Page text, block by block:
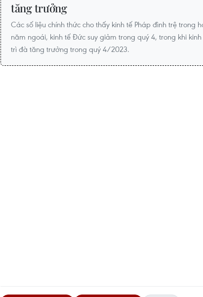
tăng trưởng
Các số liệu chính thức cho thấy kinh tế Pháp đình trệ trong
năm ngoái, kinh tế Đức suy giảm trong quý 4, trong khi
trì đà tăng trưởng trong quý 4/2023.